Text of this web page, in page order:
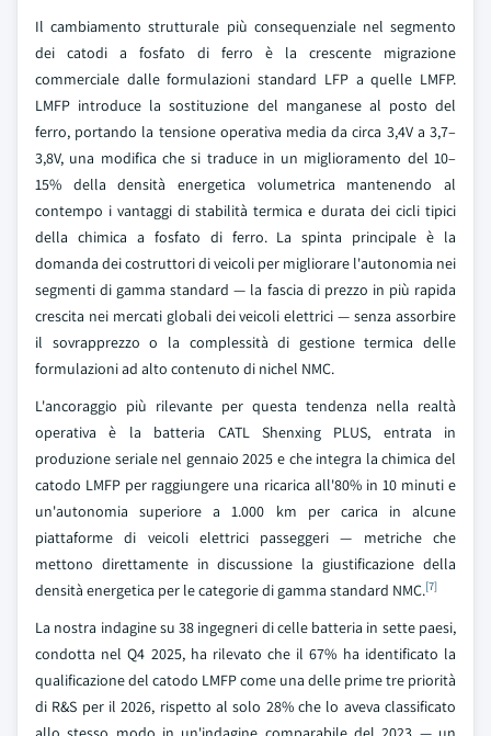
Il cambiamento strutturale più consequenziale nel segmento
dei catodi a fosfato di ferro è la crescente migrazione
commerciale dalle formulazioni standard LFP a quelle LMFP.
LMFP introduce la sostituzione del manganese al posto del
ferro, portando la tensione operativa media da circa 3,4V a 3,7–
3,8V, una modifica che si traduce in un miglioramento del 10–
15% della densità energetica volumetrica mantenendo al
contempo i vantaggi di stabilità termica e durata dei cicli tipici
della chimica a fosfato di ferro. La spinta principale è la
domanda dei costruttori di veicoli per migliorare l'autonomia nei
segmenti di gamma standard — la fascia di prezzo in più rapida
crescita nei mercati globali dei veicoli elettrici — senza assorbire
il sovrapprezzo o la complessità di gestione termica delle
formulazioni ad alto contenuto di nichel NMC.
L'ancoraggio più rilevante per questa tendenza nella realtà
operativa è la batteria CATL Shenxing PLUS, entrata in
produzione seriale nel gennaio 2025 e che integra la chimica del
catodo LMFP per raggiungere una ricarica all'80% in 10 minuti e
un'autonomia superiore a 1.000 km per carica in alcune
piattaforme di veicoli elettrici passeggeri — metriche che
mettono direttamente in discussione la giustificazione della
densità energetica per le categorie di gamma standard NMC.[7]
La nostra indagine su 38 ingegneri di celle batteria in sette paesi,
condotta nel Q4 2025, ha rilevato che il 67% ha identificato la
qualificazione del catodo LMFP come una delle prime tre priorità
di R&S per il 2026, rispetto al solo 28% che lo aveva classificato